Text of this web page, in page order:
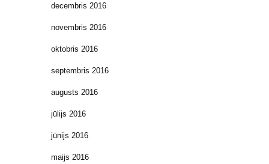
decembris 2016
novembris 2016
oktobris 2016
septembris 2016
augusts 2016
jūlijs 2016
jūnijs 2016
maijs 2016